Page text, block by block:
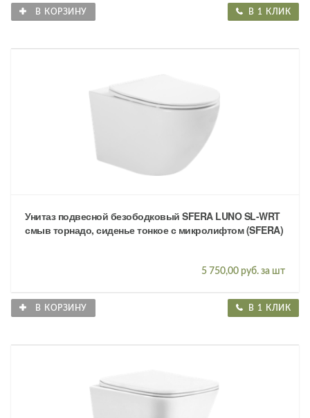
В КОРЗИНУ В 1 КЛИК
Унитаз подвесной безободковый SFERA LUNO SL-WRT
смыв торнадо, сиденье тонкое с микролифтом (SFERA)
5 750,00 руб. за шт
В КОРЗИНУ В 1 КЛИК